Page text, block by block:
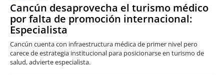
Cancún desaprovecha el turismo médico
por falta de promoción internacional:
Especialista
Cancún cuenta con infraestructura médica de primer nivel pero
carece de estrategia institucional para posicionarse en turismo de
salud, advierte especialista.